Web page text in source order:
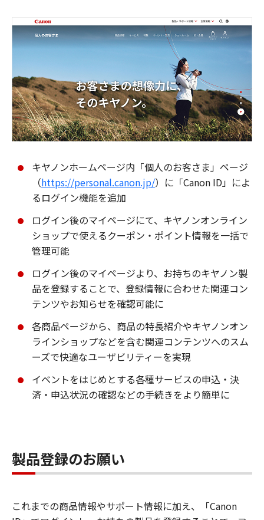
キヤノンホームページ内「個人のお客さま」ページ
（https://personal.canon.jp/）に「Canon ID」によ
るログイン機能を追加
ログイン後のマイページにて、キヤノンオンライン
ショップで使えるクーポン・ポイント情報を一括で
管理可能
ログイン後のマイページより、お持ちのキヤノン製
品を登録することで、登録情報に合わせた関連コン
テンツやお知らせを確認可能に
各商品ページから、商品の特長紹介やキヤノンオン
ラインショップなどを含む関連コンテンツへのスム
ーズで快適なユーザビリティーを実現
イベントをはじめとする各種サービスの申込・決
済・申込状況の確認などの手続きをより簡単に
製品登録のお願い
これまでの商品情報やサポート情報に加え、「Canon